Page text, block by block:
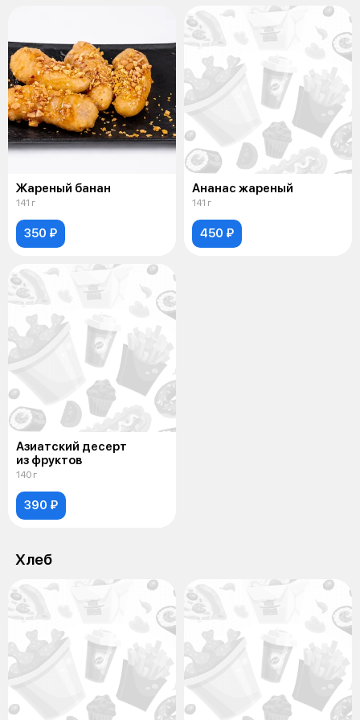
Жареный банан
141 г
350 ₽
Ананас жареный
141 г
450 ₽
Азиатский десерт
из фруктов
140 г
390 ₽
Хлеб